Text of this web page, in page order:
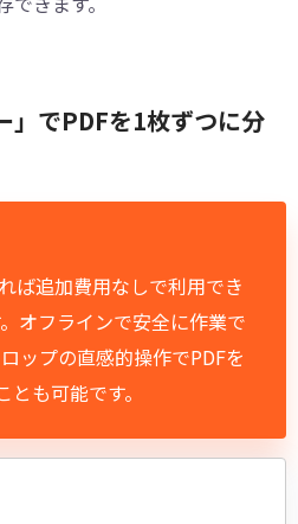
」でPDFを1枚ずつに分
ば追加費用なしで利用でき
オフラインで安全に作業で
ップの直感的操作でPDFを
も可能です。